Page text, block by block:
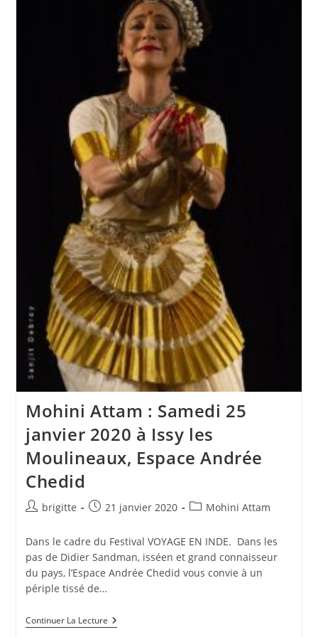
Mohini Attam : Samedi 25
janvier 2020 à Issy les
Moulineaux, Espace Andrée
Chedid
Auteur/autrice
la
publication :
brigitte
Publication
21 janvier 2020
PostMohini Attam
Dans le cadre du Festival VOYAGE EN INDE. Dans les
pas de Didier Sandman, isséen et grand connaisseur
du pays, l’Espace Andrée Chedid vous convie à un
périple tissé de…
Continuer La LectureMohini
Attam